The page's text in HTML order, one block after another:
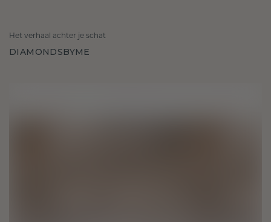
Het verhaal achter je schat
DIAMONDSBYME